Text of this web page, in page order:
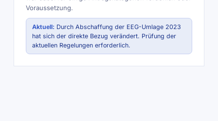
Voraussetzung.
Aktuell: Durch Abschaffung der EEG-Umlage 2023
hat sich der direkte Bezug verändert. Prüfung der
aktuellen Regelungen erforderlich.